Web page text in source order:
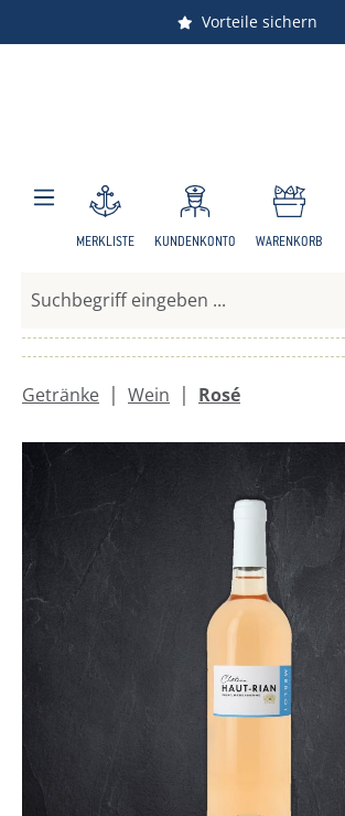
Zum Hauptinhalt springen
Vorteile sichern
MERKLISTE KUNDENKONTO WARENKORB
Getränke | Wein | Rosé
Bildergalerie überspringen